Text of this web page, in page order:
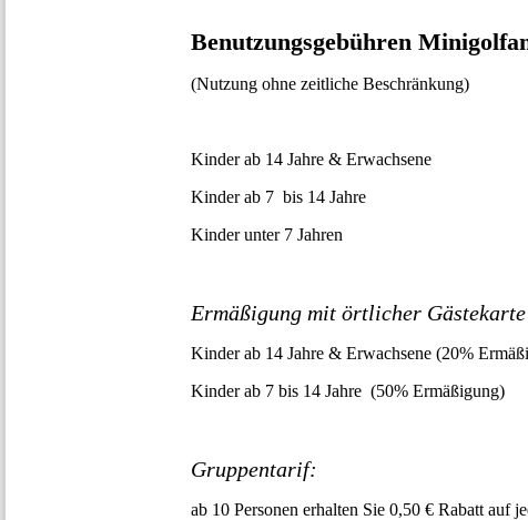
Benutzungsgebühren
(Nutzung ohne zeitliche Beschränkung)
Kinder ab 14 Jahre &
Kinder ab 7 bis 14 Jahre
Kinder unter 7
Ermäßigung mit örtlicher
Kinder ab 14 Jahre & Erwachsene (20%
Kinder ab 7 bis 14 Jahre (50%
Gruppentarif:
ab 10 Personen erhalten Sie 0,50 € Rabatt auf